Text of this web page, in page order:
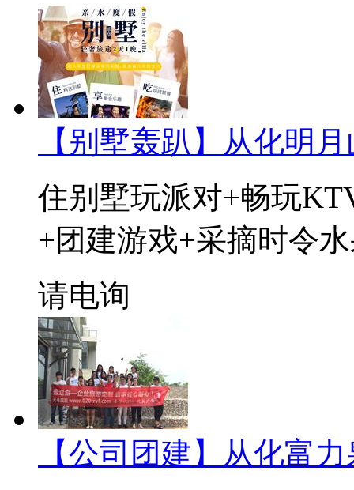
【别墅轰趴】从化明
住别墅玩派对+畅玩
+团建游戏+采摘时令
请电询
【公司团建】从化富